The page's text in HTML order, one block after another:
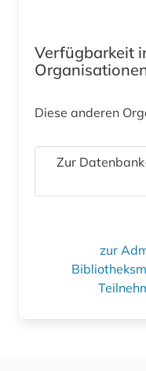
Verfügbarkeit
Diese anderen
Zur
zur